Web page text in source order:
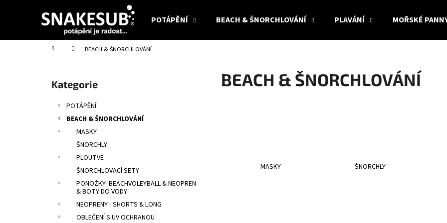
POTÁPĚNÍ BEACH & ŠNORCHLOVÁNÍ PLAVÁNÍ MOŘSKÉ
Domů BEACH & ŠNORCHLOVÁNÍ
Přeskočit
kategorie
Kategorie
POTÁPĚNÍ
BEACH & ŠNORCHLOVÁNÍ
MASKY
ŠNORCHLY
PLOUTVE
ŠNORCHLOVACÍ SETY
PONOŽKY- BEACHVOLEYBALL & NEOPREN
& BOTY DO VODY
NEOPRENY - SHORTS & LONG
OBLEČENÍ S UV OCHRANOU
BEACH & ŠNORCHLOVÁNÍ
MASKY ŠNORCHLY
í
Zpět
do
Zpět
do